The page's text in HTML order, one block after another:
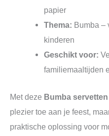
papier
Thema: Bumba –
kinderen
Geschikt voor:
familiemaaltijden
Met deze Bumba servetten
plezier toe aan je feest,
praktische oplossing voor